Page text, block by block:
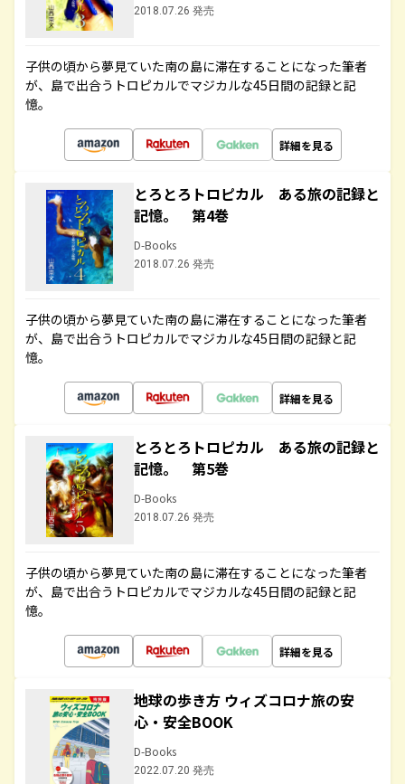
2018.07.26 発売
子供の頃から夢見ていた南の島に滞在することになった筆者
が、島で出合うトロピカルでマジカルな45日間の記録と記
憶。
詳細を見る
とろとろトロピカル ある旅の記録と
記憶。 第4巻
D-Books
2018.07.26 発売
子供の頃から夢見ていた南の島に滞在することになった筆者
が、島で出合うトロピカルでマジカルな45日間の記録と記
憶。
詳細を見る
とろとろトロピカル ある旅の記録と
記憶。 第5巻
D-Books
2018.07.26 発売
子供の頃から夢見ていた南の島に滞在することになった筆者
が、島で出合うトロピカルでマジカルな45日間の記録と記
憶。
詳細を見る
地球の歩き方 ウィズコロナ旅の安
心・安全BOOK
D-Books
2022.07.20 発売